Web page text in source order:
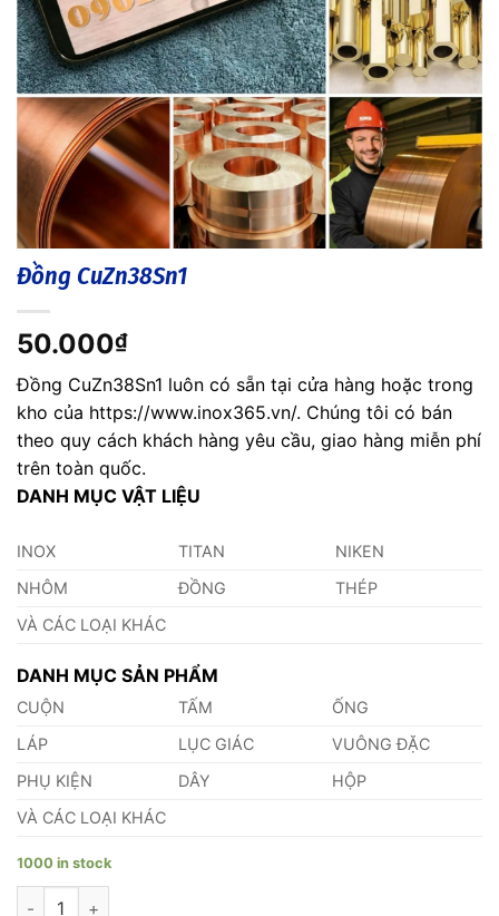
Đồng CuZn38Sn1
50.000₫
Đồng CuZn38Sn1 luôn có sẵn tại cửa hàng hoặc trong
kho của https://www.inox365.vn/. Chúng tôi có bán
theo quy cách khách hàng yêu cầu, giao hàng miễn phí
trên toàn quốc.
DANH MỤC VẬT LIỆU
INOX TITAN
NIKEN
NHÔM
ĐỒNG
THÉP
VÀ CÁC LOẠI KHÁC
DANH MỤC SẢN PHẨM
CUỘN TẤM
ỐNG
LÁP
LỤC GIÁC
VUÔNG ĐẶC
PHỤ KIỆN
DÂY
HỘP
VÀ CÁC LOẠI KHÁC
1000 in stock
Đồng CuZn38Sn1 quantity